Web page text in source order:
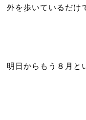
外を歩いているだけ
明日からもう８月と